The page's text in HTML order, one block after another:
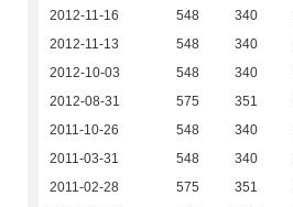
2012-11-16
548 340
2012-11-13
548 340
2012-10-03
548 340
2012-08-31
575 351
2011-10-26
548 340
2011-03-31
548 340
2011-02-28
575 351